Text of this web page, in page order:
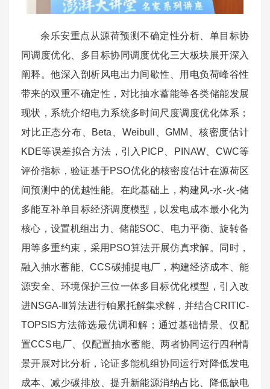
余乐安重点从源荷预测不确定性分析、单目标协
同调度优化、多目标协同调度优化三大板块展开深入
阐释。他深入剖析风电出力间歇性、用电负荷峰谷性
带来的双重不确定性，对比抽水蓄能等各类储能发展
现状，系统介绍电力系统多时间尺度调度优化体系；
对比正态分布、Beta、Weibull、GMM、核密度估计
KDE等误差拟合方法，引入PICP、PINAW、CWC等
评价指标，验证基于PSO优化的核密度估计在源荷区
间预测中的优越性能。在此基础上，构建风-水-火-储
多能互补单目标经济调度模型，以发电成本最小化为
核心，设置机组出力、储能SOC、电力平衡、旋转备
用等多重约束，采用PSO算法开展仿真求解。同时，
融入抽水蓄能、CCS碳捕捉电厂，构建经济成本、能
源安全、环境保护三位一体多目标优化模型，引入改
进NSGA-Ⅲ算法进行帕累托解集求解，并结合CRITIC-
TOPSIS方法筛选最优调和解；通过基础情景、仅配
置CCS电厂、仅配置抽水蓄能、两者协同运行四种情
景开展对比分析，论证多能机组协同运行对降低发电
成本、减少碳排放、提升新能源消纳占比、降低缺电